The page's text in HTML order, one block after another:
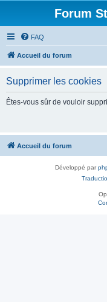
Forum
FAQ
Accueil du forum
Supprimer les cookies
Êtes-vous sûr de vouloir
Accueil du forum
Développé par